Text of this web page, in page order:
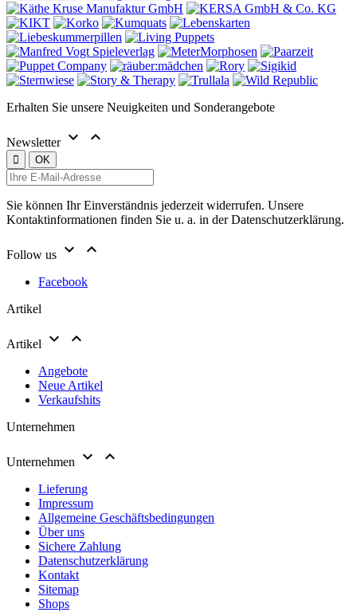
Erhalten Sie unsere Neuigkeiten und Sonderangebote
Newsletter  
Sie können Ihr Einverständnis jederzeit widerrufen. Unsere
Kontaktinformationen finden Sie u. a. in der Datenschutzerklärung.
Follow us  
Facebook
Artikel
Artikel  
Angebote
Neue Artikel
Verkaufshits
Unternehmen
Unternehmen  
Lieferung
Impressum
Allgemeine Geschäftsbedingungen
Über uns
Sichere Zahlung
Datenschutzerklärung
Kontakt
Sitemap
Shops